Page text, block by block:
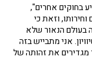
בחוקים אחרים",
וזאת כי
בעולם הנאור שלא
אני מתבייש בזה
מגדירים את זהותה של